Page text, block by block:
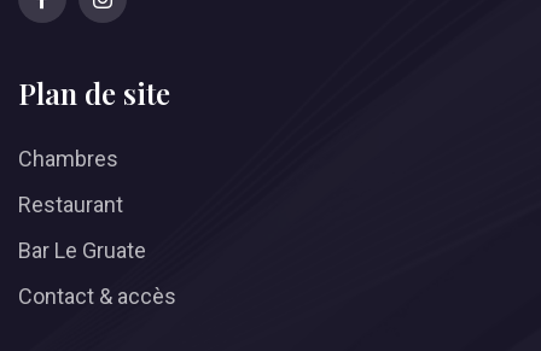
Plan de site
Chambres
Restaurant
Bar Le Gruate
Contact & accès